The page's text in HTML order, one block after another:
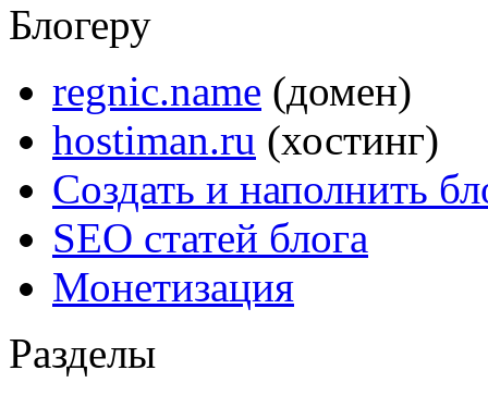
Блогеру
regnic.name (домен)
hostiman.ru (хостинг)
Создать и наполнить
SEO статей блога
Монетизация
Разделы